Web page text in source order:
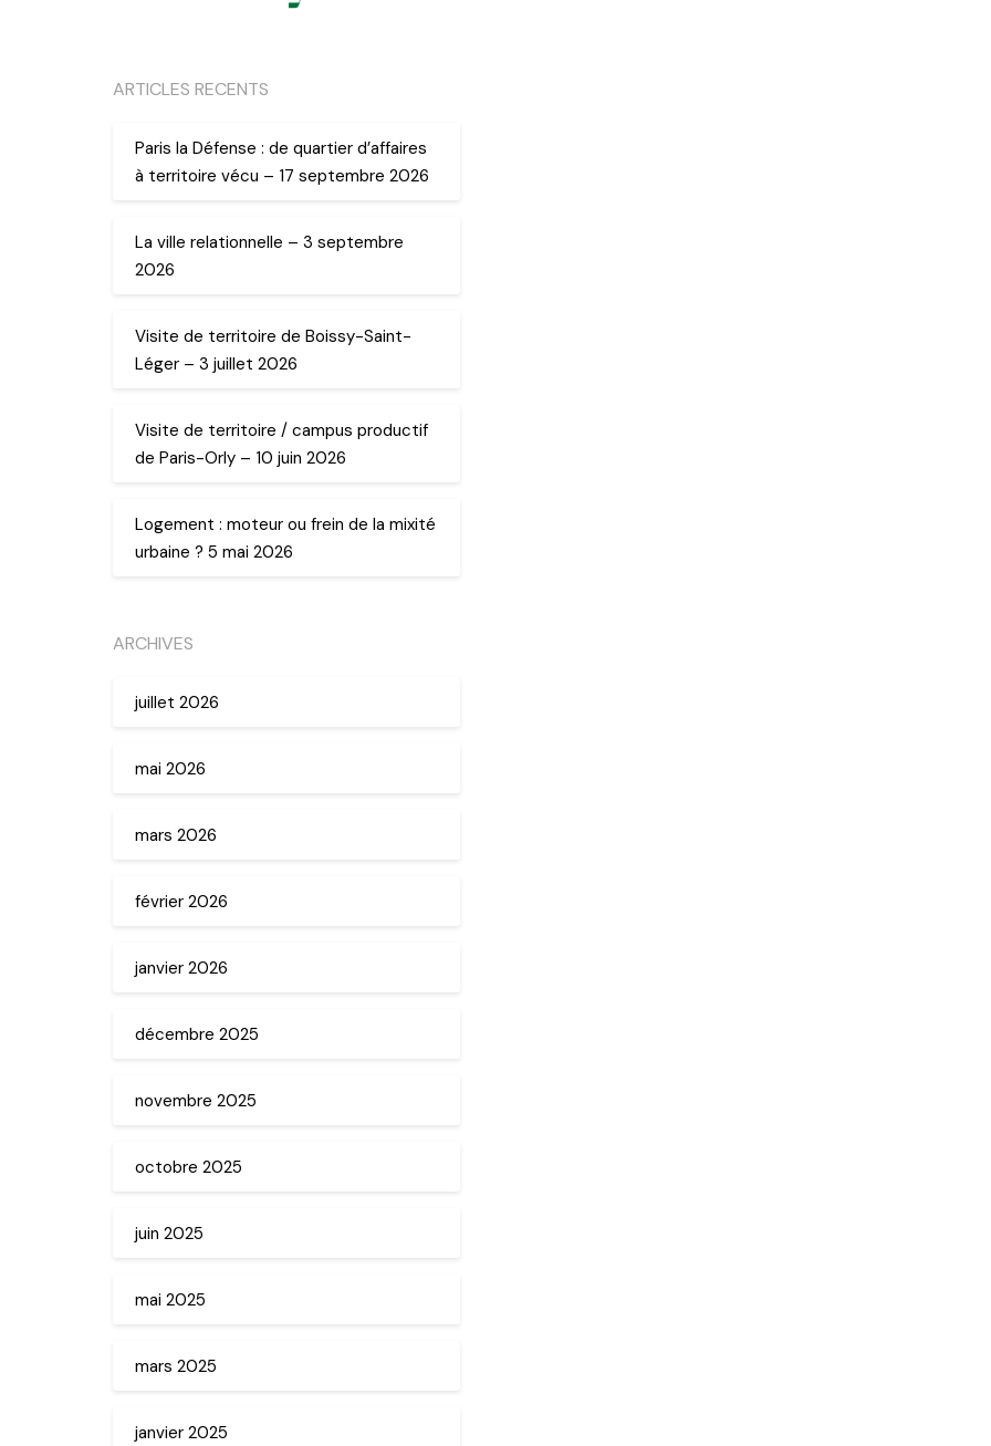
ARTICLES RECENTS
Paris la Défense : de quartier d’affaires
à territoire vécu – 17 septembre 2026
La ville relationnelle – 3 septembre
2026
Visite de territoire de Boissy-Saint-
Léger – 3 juillet 2026
Visite de territoire / campus productif
de Paris-Orly – 10 juin 2026
Logement : moteur ou frein de la mixité
urbaine ? 5 mai 2026
ARCHIVES
juillet 2026
mai 2026
mars 2026
février 2026
janvier 2026
décembre 2025
novembre 2025
octobre 2025
juin 2025
mai 2025
mars 2025
janvier 2025